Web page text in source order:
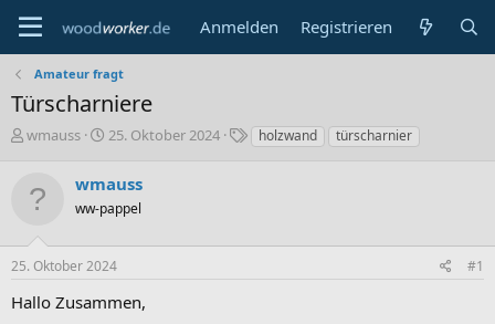
Anmelden Registrieren
Amateur fragt
Türscharniere
E
t
l
e
wmauss
E
t
e
l
t
m
25. Oktober 2024
S
w
holzwand türscharnier
wmauss
ww-pappel
25. Oktober 2024 #1
Hallo Zusammen,